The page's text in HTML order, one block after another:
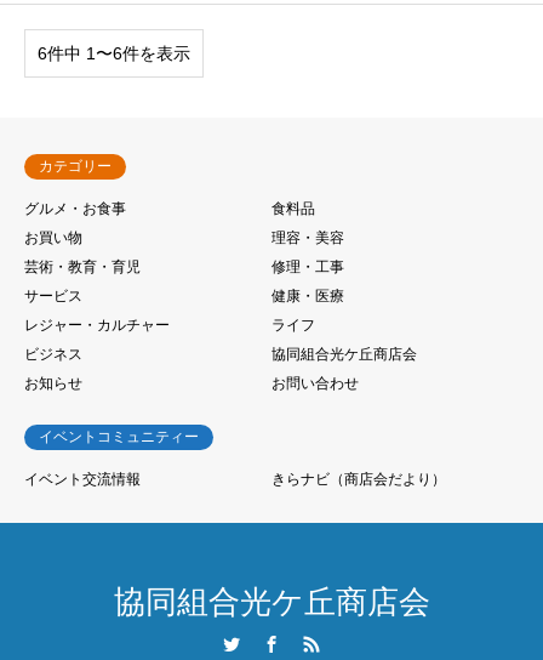
6件中 1〜6件を表示
カテゴリー
グルメ・お食事
食料品
お買い物
理容・美容
芸術・教育・育児
修理・工事
サービス
健康・医療
レジャー・カルチャー
ライフ
ビジネス
協同組合光ケ丘商店会
お知らせ
お問い合わせ
イベントコミュニティー
イベント交流情報 きらナビ（商店会だより）
協同組合光ケ丘商店会